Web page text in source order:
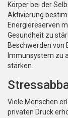
Körper bei der
Aktivierung
Energiereserven
Gesundheit zu
Beschwerden von
Immunsystem zu
stärken.
Viele Menschen
privaten Druck